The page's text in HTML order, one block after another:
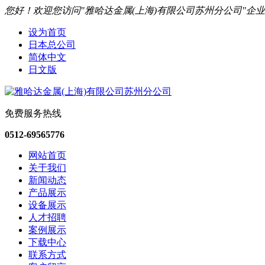
您好！欢迎您访问"雅哈达金属(上海)有限公司苏州分公司"企
设为首页
日本总公司
简体中文
日文版
免费服务热线
0512-69565776
网站首页
关于我们
新闻动态
产品展示
设备展示
人才招聘
案例展示
下载中心
联系方式